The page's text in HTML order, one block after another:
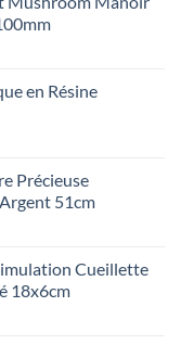
en Résine
Précieuse
51cm
Cueillette
18x6cm